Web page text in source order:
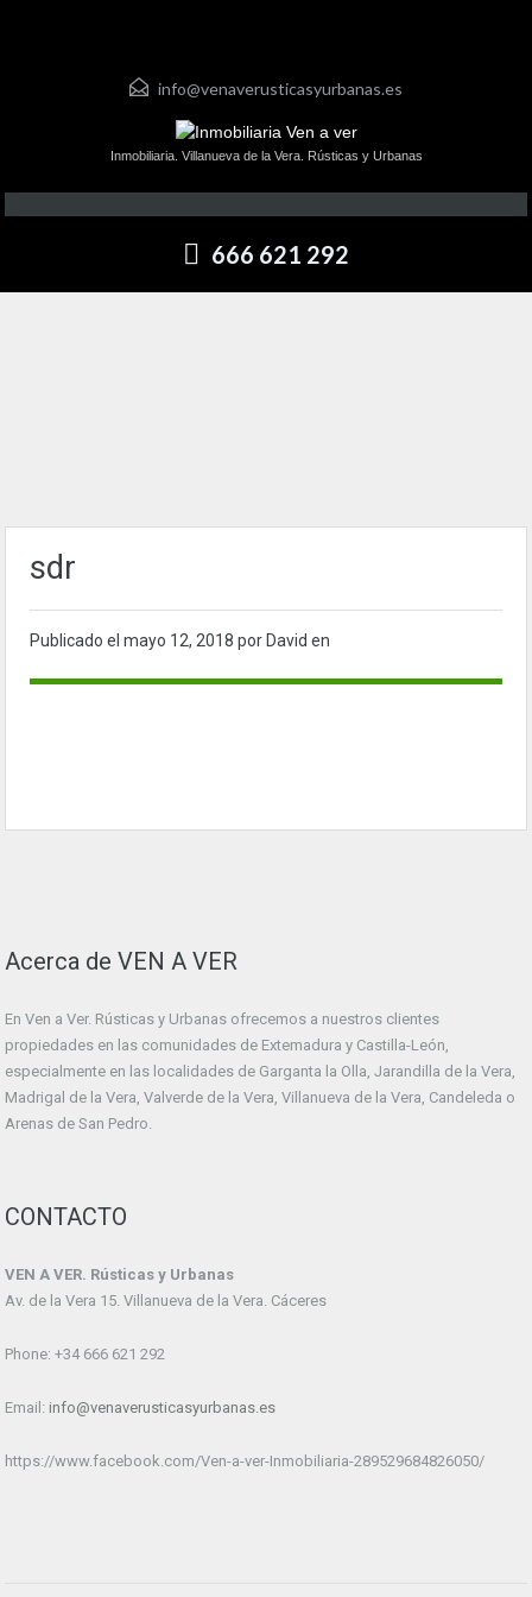
info@venaverusticasyurbanas.es
Inmobiliaria. Villanueva de la Vera. Rústicas y Urbanas
666 621 292
sdr
Publicado el mayo 12, 2018 por David en
Acerca de VEN A VER
En Ven a Ver. Rústicas y Urbanas ofrecemos a nuestros clientes
propiedades en las comunidades de Extemadura y Castilla-León,
especialmente en las localidades de Garganta la Olla, Jarandilla de la Vera,
Madrigal de la Vera, Valverde de la Vera, Villanueva de la Vera, Candeleda o
Arenas de San Pedro.
CONTACTO
VEN A VER. Rústicas y Urbanas
Av. de la Vera 15. Villanueva de la Vera. Cáceres
Phone: +34 666 621 292
Email: info@venaverusticasyurbanas.es
https://www.facebook.com/Ven-a-ver-Inmobiliaria-289529684826050/